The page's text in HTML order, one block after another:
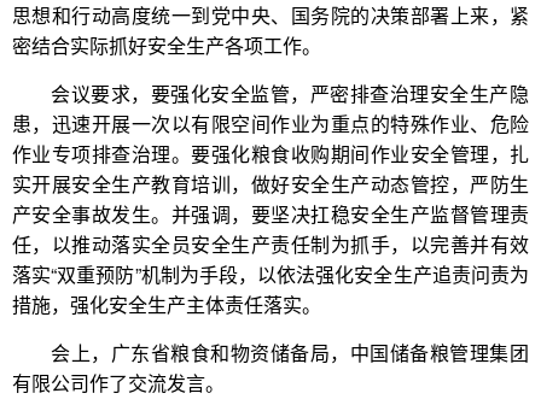
思想和行动高度统一到党中央、国务院的决策部署上来，紧
密结合实际抓好安全生产各项工作。
会议要求，要强化安全监管，严密排查治理安全生产隐
患，迅速开展一次以有限空间作业为重点的特殊作业、危险
作业专项排查治理。要强化粮食收购期间作业安全管理，扎
实开展安全生产教育培训，做好安全生产动态管控，严防生
产安全事故发生。并强调，要坚决扛稳安全生产监督管理责
任，以推动落实全员安全生产责任制为抓手，以完善并有效
落实“双重预防”机制为手段，以依法强化安全生产追责问责为
措施，强化安全生产主体责任落实。
会上，广东省粮食和物资储备局，中国储备粮管理集团
有限公司作了交流发言。